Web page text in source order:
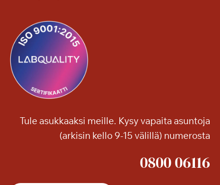
Tule asukkaaksi meille. Kysy vapaita asuntoja
(arkisin kello 9-15 välillä) numerosta
0800 06116